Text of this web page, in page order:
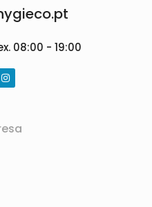
08:00 - 19:00